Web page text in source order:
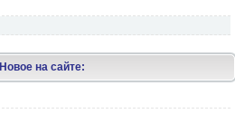
Новое на сайте: